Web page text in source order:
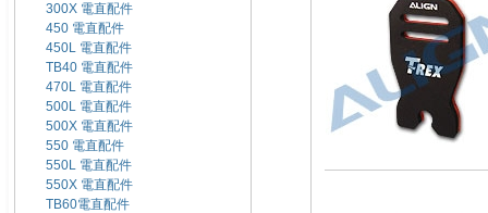
300X 電直配件
450 電直配件
450L 電直配件
TB40 電直配件
470L 電直配件
500L 電直配件
500X 電直配件
550 電直配件
550L 電直配件
550X 電直配件
TB60電直配件